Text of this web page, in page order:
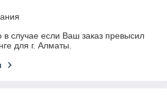
в случае если Ваш заказ превысил
для г. Алматы.